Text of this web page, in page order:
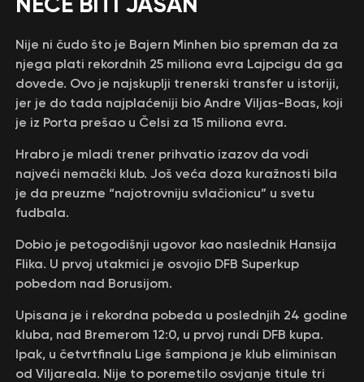
Nije ni čudo što je Bajern Minhen bio spreman da za
njega plati rekordnih 25 miliona evra Lajpcigu da ga
dovede. Ovo je najskuplji trenerski transfer u istoriji,
jer je do tada najplaćeniji bio Andre Viljas-Boas, koji
je iz Porta prešao u Čelsi za 15 miliona evra.
Hrabro je mladi trener prihvatio izazov da vodi
najveći nemački klub. Još veća doza kuražnosti bila
je da preuzme “najotrovniju svlačionicu” u svetu
fudbala.
Dobio je petogodišnji ugovor kao naslednik Hansija
Flika. U prvoj utakmici je osvojio DFB Superkup
pobedom nad Borusijom.
Upisana je i rekordna pobeda u poslednjih 24 godine
kluba, nad Bremerom 12:0, u prvoj rundi DFB kupa.
Ipak, u četvrtfinalu Lige šampiona je klub eliminisan
od Viljareala. Nije to poremetilo osvjanje titule tri